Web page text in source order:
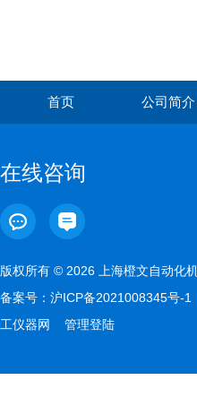
首页 公司简介
在线咨询
版权所有 © 2026 上海橙文自动化
备案号： 沪ICP备2021008345号-1
工仪器网
管理登陆